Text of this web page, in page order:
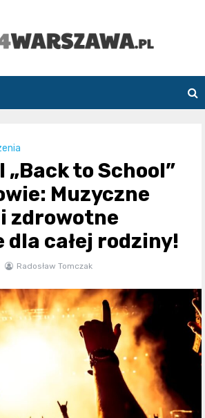
„Back to School”
Muzyczne
zdrowotne
całej rodziny!
Radosław Tomczak